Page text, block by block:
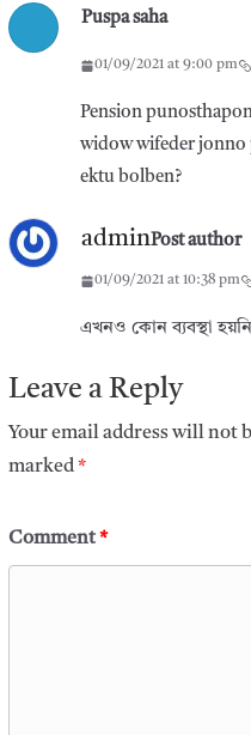
Puspa saha
01/09/2021 at 9:00 pm
Pension
widow wifeder jonno
ektu bolben?
adminPost author
01/09/2021 at 10:38 pm
এখনও কোন ব্যবস্থা
Leave a Reply
Your email address will not
marked*
Comment*